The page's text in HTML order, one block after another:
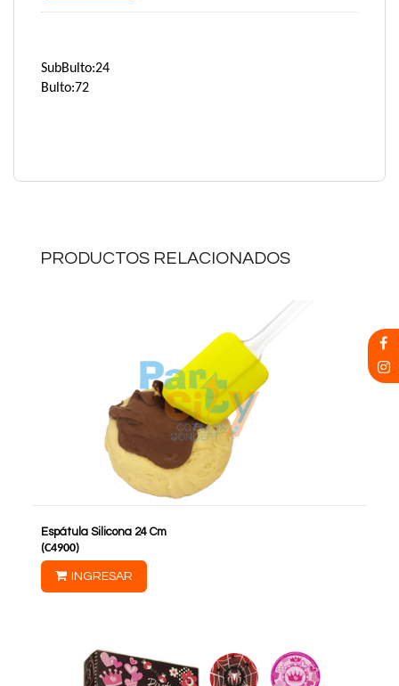
SubBulto:24
Bulto:72
PRODUCTOS RELACIONADOS
Espátula Silicona 24 Cm
(C4900)
INGRESAR